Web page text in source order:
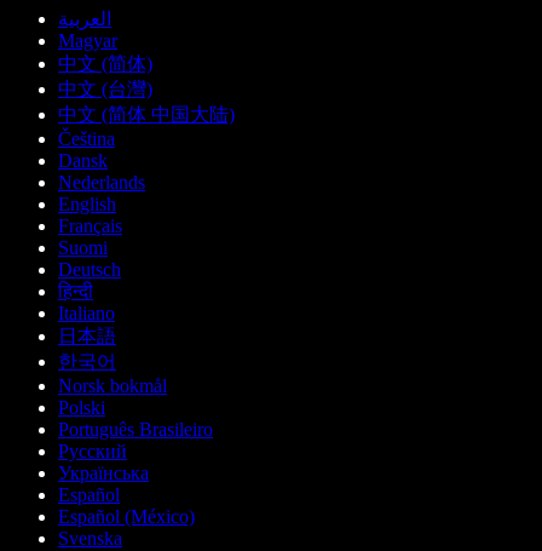
العربية
Magyar
中文 (简体)
中文 (台灣)
中文 (简体 中国大陆)
Čeština
Dansk
Nederlands
English
Français
Suomi
Deutsch
हिन्दी
Italiano
日本語
한국어
Norsk bokmål
Polski
Português Brasileiro
Русский
Українська
Español
Español (México)
Svenska